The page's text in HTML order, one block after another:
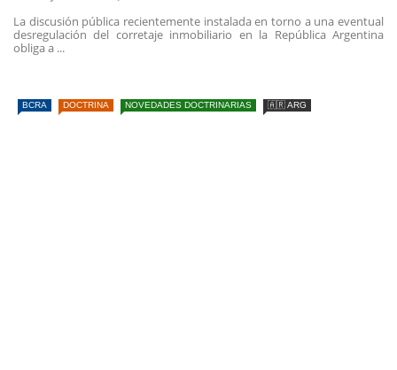
La discusión pública recientemente instalada en torno a una eventual
desregulación del corretaje inmobiliario en la República Argentina
obliga a ...
BCRA DOCTRINA NOVEDADES DOCTRINARIAS 🇦🇷 ARG